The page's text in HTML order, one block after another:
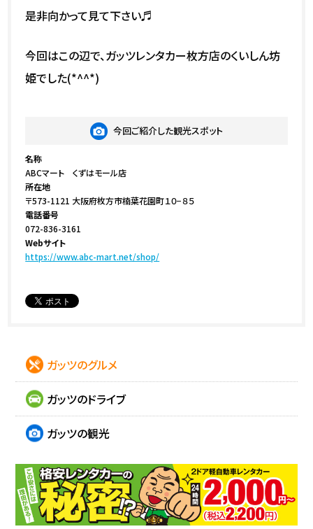
是非向かって見て下さい♬
今回はこの辺で、ガッツレンタカー枚方店のくいしん坊
姫でした(*^^*)
今回ご紹介した観光スポット
名称
ABCマート くずはモール店
所在地
〒573-1121 大阪府枚方市楠葉花園町１０−８５
電話番号
072-836-3161
Webサイト
https://www.abc-mart.net/shop/
ガッツのグルメ
ガッツのドライブ
ガッツの観光